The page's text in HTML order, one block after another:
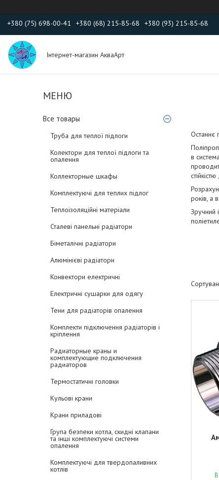
+380 (75) 698-00-41 +380 (68) 215-85-68 +380 (93) 215-85-68
Інтернет-магазин АкваАрт
Все товары
Труба для теплої підлоги
Колектори для теплої підлоги та
опалення
Коллекторные шкафы
Комплектуючі для теплих підлог
Теплоізоляційні матеріали
Сталеві панельні радіатори
Біметалічні радіатори
Алюмінієві радіатори
Конвектори електричні
Електричні сушарки для одягу
Тени для радіаторів опалення
Комплекти підключення радіаторів і
кріплення
Радиаторные краны и
комплектующие подключения
радиаторов
Термостатичні головки
Кульові крани
Крани приладові
Група безпеки котла, скидні клапани
та інші комплектуючі системи
опалення
Комплектуючі для твердопаливних
котлів
Останнє
в
років, а
Зручний
В